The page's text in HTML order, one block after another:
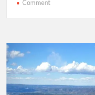
Commenton
Jeroni
de
Montserrat:
Ruta
des